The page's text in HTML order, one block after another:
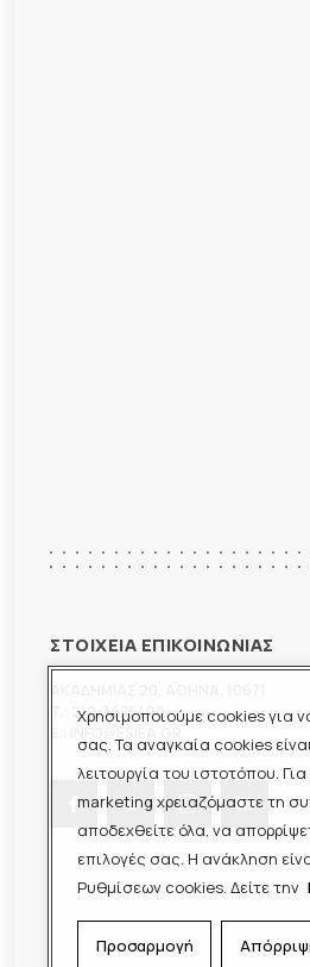
Χρησιμοποιούμε cookies για
σας. Τα αναγκαία cookies
λειτουργία του ιστοτόπου.
marketing χρειαζόμαστε τη
αποδεχθείτε όλα, να
επιλογές σας. Η ανάκληση
Ρυθμίσεων cookies. Δείτε την
Προσαρμογή
ΣΤΟΙΧΕΙΑ ΕΠΙΚΟΙΝΩΝΙΑΣ
210-3675400